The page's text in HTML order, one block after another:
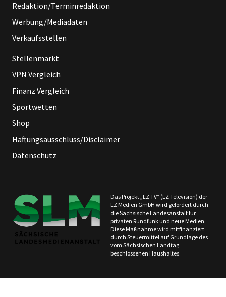
Redaktion/Terminredaktion
Werbung/Mediadaten
Verkaufsstellen
Stellenmarkt
VPN Vergleich
Finanz Vergleich
Sportwetten
Shop
Haftungsausschluss/Disclaimer
Datenschutz
Das Projekt „LZ TV“ (LZ Television) der
LZ Medien GmbH wird gefördert durch
die Sächsische Landesanstalt für
privaten Rundfunk und neue Medien.
Diese Maßnahme wird mitfinanziert
durch Steuermittel auf Grundlage des
vom Sächsischen Landtag
beschlossenen Haushaltes.